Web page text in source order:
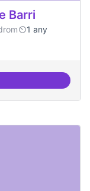
Barri
1 any
a Casals de